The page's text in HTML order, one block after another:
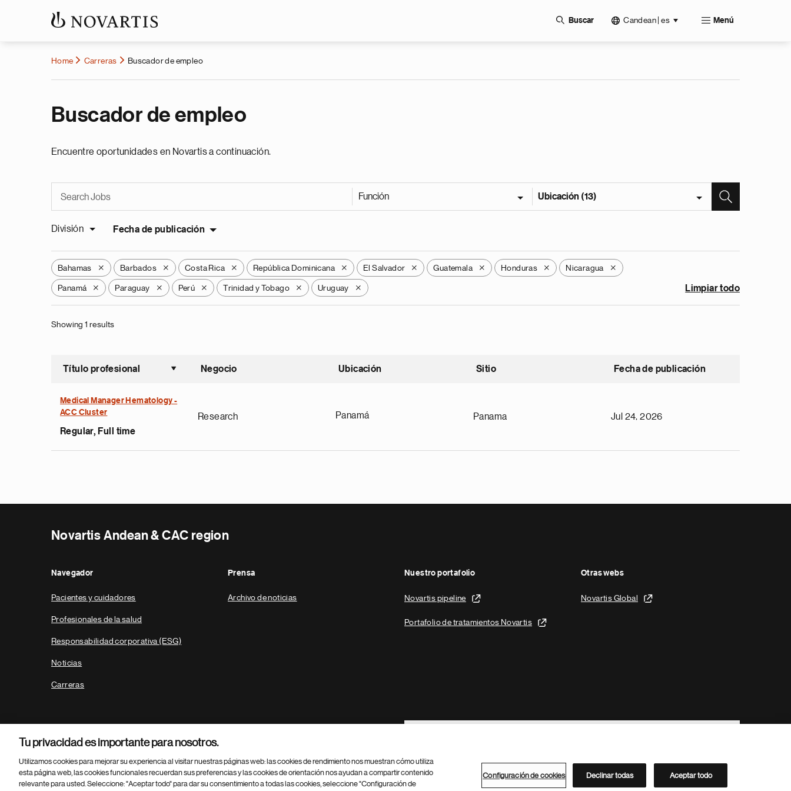
Buscar Candean | es Menú
Home Carreras Buscador de empleo
Buscador de empleo
Encuentre oportunidades en Novartis a continuación.
Función Ubicación (13)
División Fecha de publicación
Bahamas X Barbados X Costa Rica X República Dominicana X El Salvador X Guatemala X Honduras X Nicaragua X
Panamá X Paraguay X Perú X Trinidad y Tobago X Uruguay X Limpiar todo
Showing 1 results
Título profesional
Ordenar ascendente
Negocio Ubicación Sitio Fecha de publicación
Medical Manager Hematology -
ACC Cluster
Regular, Full time
Research Panamá Panama Jul 24, 2026
Novartis Andean & CAC region
Navegador
Pacientes y cuidadores
Profesionales de la salud
Responsabilidad corporativa (ESG)
Noticias
Carreras
Prensa
Archivo de noticias
Nuestro portafolio
Novartis pipeline
Portafolio de tratamientos Novartis
Otras webs
Novartis Global
Footer Site Search
Parte
© 2026 Novartis AG Directorio de Novartis
Tu privacidad es importante para nosotros.
Utilizamos cookies para mejorar su experiencia al visitar nuestras páginas web: las cookies de rendimiento nos muestran cómo utiliza
esta página web, las cookies funcionales recuerdan sus preferencias y las cookies de orientación nos ayudan a compartir contenido
relevante para usted. Seleccione: "Aceptar todo" para dar su consentimiento a todas las cookies, seleccione "Configuración de
Configuración de cookies Declinar todas Aceptar todo